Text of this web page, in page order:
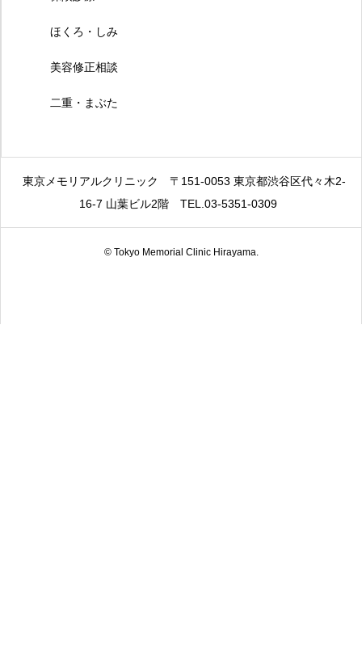
ほくろ・しみ
美容修正相談
二重・まぶた
東京メモリアルクリニック
〒151-0053 東京都渋谷区代々木2-
16-7 山葉ビル2階
TEL.03-5351-0309
© Tokyo Memorial Clinic Hirayama.